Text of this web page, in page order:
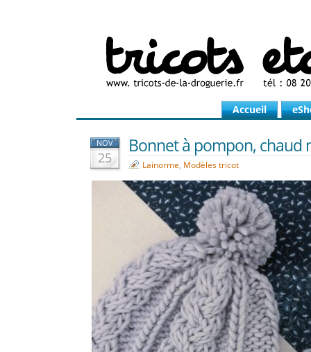
Accueil
NOV
25
Bonnet à pompon, chaud
Lainorme, Modèles tricot